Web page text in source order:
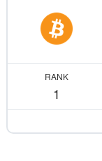
RANK
1